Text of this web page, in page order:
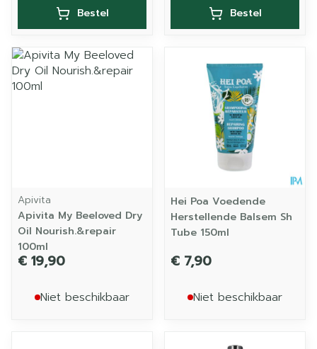
Bestel Bestel
Apivita
Apivita My Beeloved Dry
Oil Nourish.&repair
100ml
€ 19,90
Niet beschikbaar
Hei Poa Voedende
Herstellende Balsem Sh
Tube 150ml
€ 7,90
Niet beschikbaar